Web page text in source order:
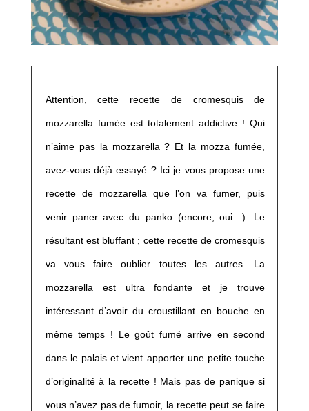
Attention, cette recette de cromesquis de
mozzarella fumée est totalement addictive ! Qui
n’aime pas la mozzarella ? Et la mozza fumée,
avez-vous déjà essayé ? Ici je vous propose une
recette de mozzarella que l’on va fumer, puis
venir paner avec du panko (encore, oui…). Le
résultant est bluffant ; cette recette de cromesquis
va vous faire oublier toutes les autres. La
mozzarella est ultra fondante et je trouve
intéressant d’avoir du croustillant en bouche en
même temps ! Le goût fumé arrive en second
dans le palais et vient apporter une petite touche
d’originalité à la recette ! Mais pas de panique si
vous n’avez pas de fumoir, la recette peut se faire